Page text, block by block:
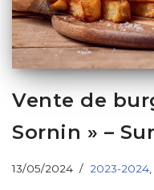
Vente de
Sornin » –
13/05/2024 2023-2024